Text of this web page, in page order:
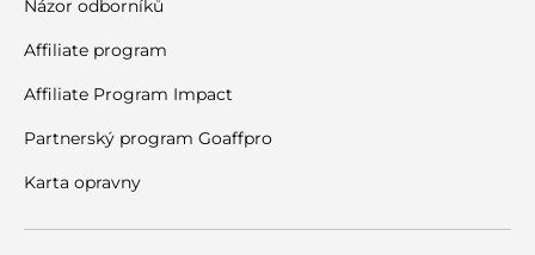
Názor odborníků
Affiliate program
Affiliate Program Impact
Partnerský program Goaffpro
Karta opravny